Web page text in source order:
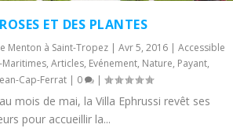
ET DES PLANTES
Menton à Saint-Tropez |Avr 5, 2016 |Accessible
Maritimes,Articles, Evénement, Nature, Payant,
Cap-Ferrat 0 |
mois de mai, la Villa Ephrussi revêt ses
pour accueillir la...